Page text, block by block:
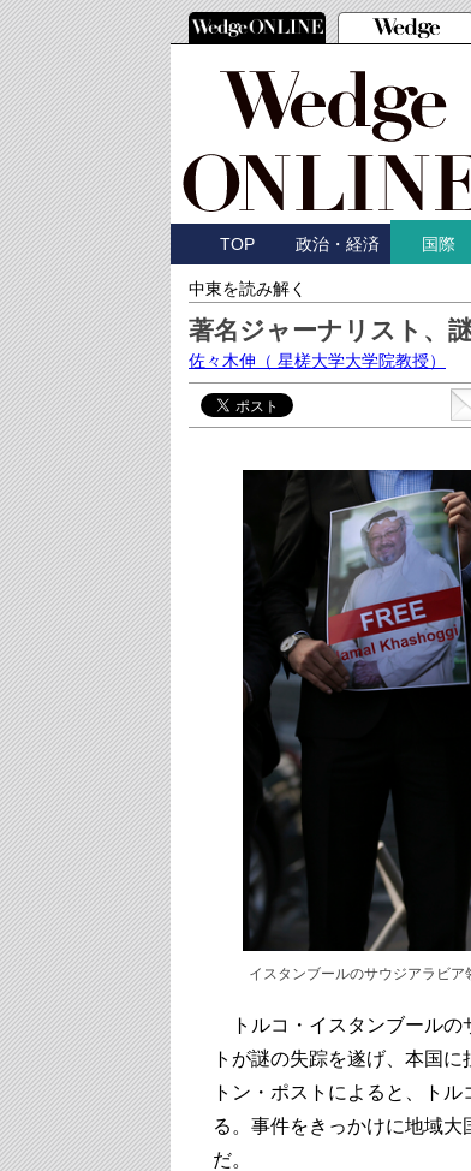
TOP 政治・経済 国際
中東を読み解く
著名ジャーナリスト、
佐々木伸 （ 星槎大学大学院教授）
イスタンブールのサウジアラビア
トルコ・イスタンブールの
トが謎の失踪を遂げ、本国
トン・ポストによると、ト
る。事件をきっかけに地域
だ。